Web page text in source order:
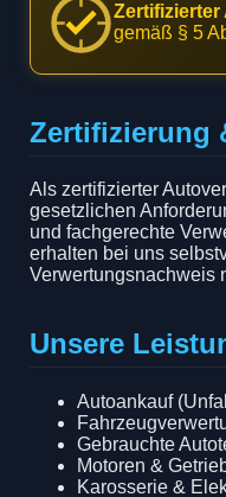
Zertifizierter
gemäß § 5
Zertifizierung
Als zertifizierter
gesetzlichen
und fachgerechte
erhalten bei uns
Verwertungsnachweis
Unsere
Autoankauf
Gebrauchte
Motoren &
Karosserie &